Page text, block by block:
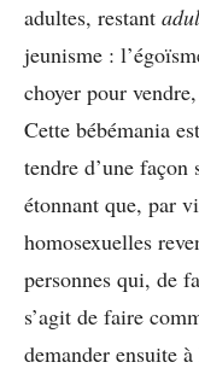
adultes, restant
jeunisme :
choyer pour
Cette bébémania
tendre d’une
étonnant que, par
homosexuelles
personnes qui, de
s’agit de faire
demander ensuite